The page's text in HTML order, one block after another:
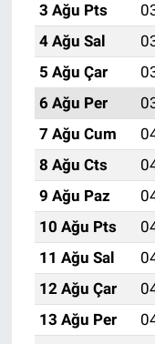
3 Ağu Pts
4 Ağu Sal
5 Ağu Çar
6 Ağu Per
7 Ağu Cum
8 Ağu Cts
9 Ağu Paz
10 Ağu Pts
11 Ağu Sal
12 Ağu Çar
13 Ağu Per